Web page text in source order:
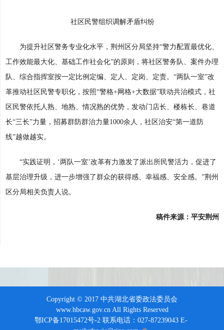
社区民警组织调解矛盾纠纷
为提升社区警务专业化水平，荆州区分局坚持“警力配置最优化、
工作效能最大化、基础工作社会化”的原则，将社区警务队、案件办理
队、综合指挥室按一定比例定编、定人、定岗、定责。“两队一室”改
革推动社区民警专职化，按照“警格+网格+大数据”联动共治模式，社
区民警依托人熟、地熟、情况熟的优势，发动门店长、楼栋长、巷道
长“三长”力量，招募群防群治力量1000余人，社区治安“第一道防
线”越做越实。
“实践证明，‘两队一室’改革有力激发了派出所民警活力，促进了
基层治理升级，进一步增强了群众的获得感、幸福感、安全感。”荆州
区分局相关负责人说。
稿件来源：平安荆州
Copyright © 2017 中共湖北省委政法委员会
www.hbcaw.gov.cn All Rights Reserved
鄂ICP备17015472号-2 联系电话：027-87239043 E-